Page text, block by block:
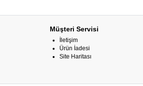
Müşteri Servisi
İletişim
Ürün İadesi
Site Haritası